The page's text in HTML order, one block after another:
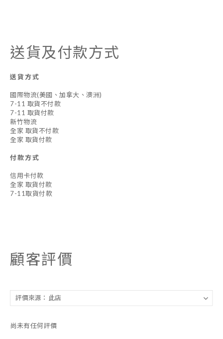
送貨及付款方式
送貨方式
國際物流(美國、加拿大、澳洲)
7-11 取貨不付款
7-11 取貨付款
新竹物流
全家 取貨不付款
全家 取貨付款
付款方式
信用卡付款
全家 取貨付款
7-11取貨付款
顧客評價
尚未有任何評價